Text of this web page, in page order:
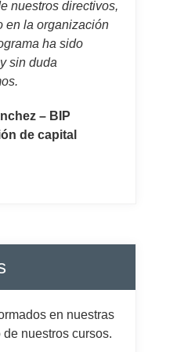
nuestros directivos,
en la organización
ha sido
sin duda
– BIP
de capital
en nuestras
nuestros cursos.